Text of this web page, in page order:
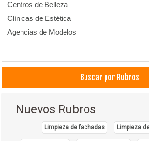
Centros de Belleza
Clínicas de Estética
Agencias de Modelos
Buscar por Rubros
Nuevos Rubros
Limpieza de fachadas Limpieza